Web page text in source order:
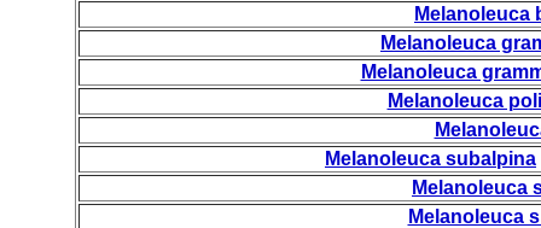
Melanoleuca
Melanoleuca
Melanoleuca
Melanoleuca
Melanoleuca subalpina
Melanoleuca
Melanoleuca